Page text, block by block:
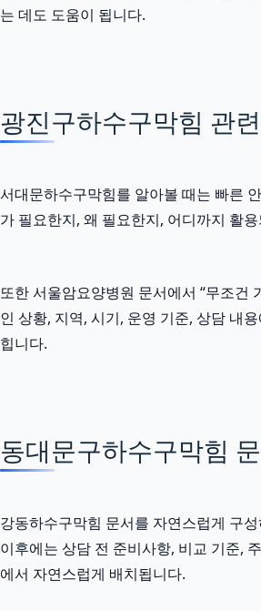
는 데도 도움이 됩니다.
광진구하수구막힘 관
서대문하수구막힘를 알아볼 때는 빠른
가 필요한지, 왜 필요한지, 어디까지 활
또한 서울암요양병원 문서에서 “무조건
인 상황, 지역, 시기, 운영 기준, 상담 내
힙니다.
동대문구하수구막힘
강동하수구막힘 문서를 자연스럽게 구
이후에는 상담 전 준비사항, 비교 기준,
에서 자연스럽게 배치됩니다.